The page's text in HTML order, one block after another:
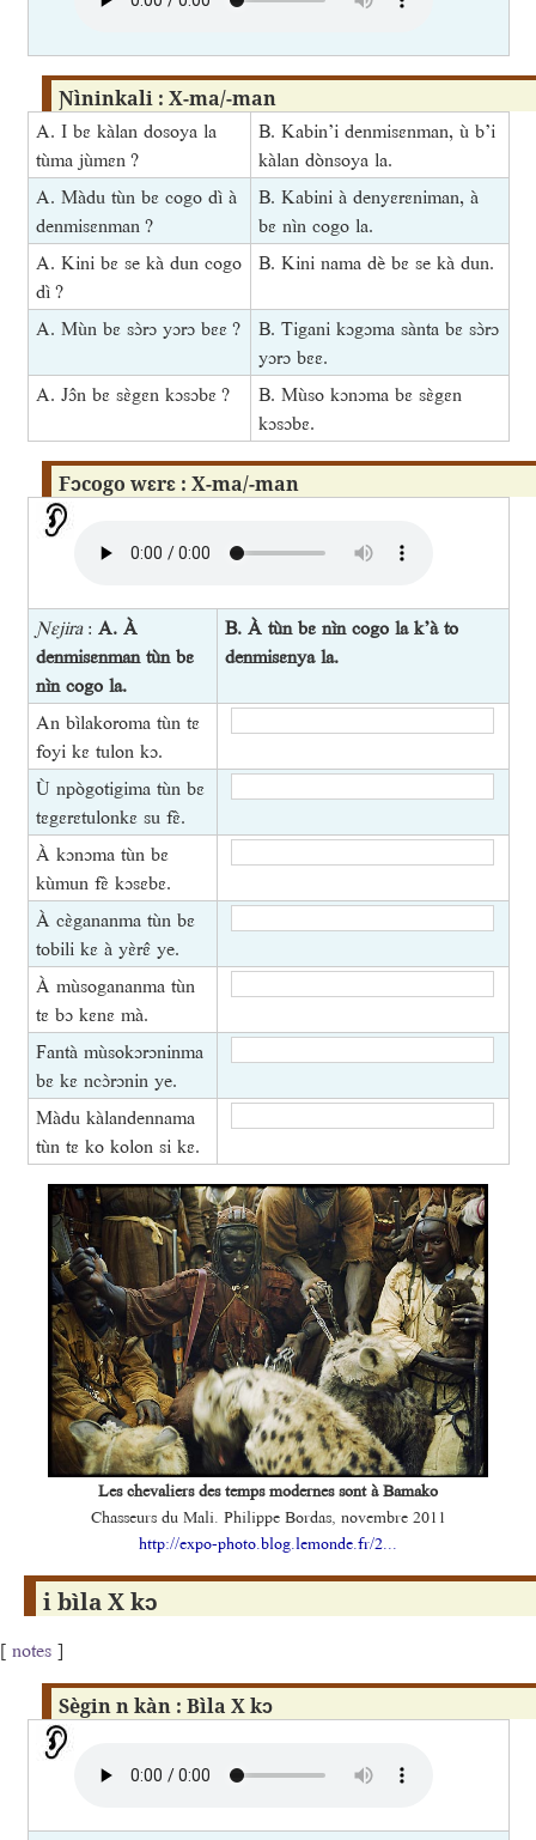
Ɲìninkali : X-ma/-man
A. I bɛ kàlan dosoya la
tùma jùmɛn ?
B. Kabin’i denmisɛnman, ù b’i
kàlan dònsoya la.
A. Màdu tùn bɛ cogo dì à
denmisɛnman ?
B. Kabini à denyɛrɛniman, à
bɛ nìn cogo la.
A. Kini bɛ se kà dun cogo
dì ?
B. Kini nama dè bɛ se kà dun.
A. Mùn bɛ sɔ̀rɔ yɔrɔ bɛɛ ?
B. Tigani kɔgɔma sànta bɛ sɔ̀rɔ
yɔrɔ bɛɛ.
A. Jɔ̂n bɛ sɛ̀gɛn kɔsɔbɛ ?
B. Mùso kɔnɔma bɛ sɛ̀gɛn
kɔsɔbɛ.
Fɔcogo wɛrɛ : X-ma/-man
Ɲɛjira: A. À
denmisɛnman tùn bɛ
nìn cogo la.
B. À tùn bɛ nìn cogo la k’à to
denmisɛnya la.
An bìlakoroma tùn tɛ
foyi kɛ tulon kɔ.
Ù npògotigima tùn bɛ
tɛgɛrɛtulonkɛ su fɛ̀.
À kɔnɔma tùn bɛ
kùmun fɛ̀ kɔsɛbɛ.
À cɛ̀gananma tùn bɛ
tobili kɛ à yɛ̀rɛ̂ ye.
À mùsogananma tùn
tɛ bɔ kɛnɛ mà.
Fantà mùsokɔrɔninma
bɛ kɛ ncɔ̀rɔnin ye.
Màdu kàlandennama
tùn tɛ ko kolon si kɛ.
Les chevaliers des temps modernes sont à Bamako
Chasseurs du Mali. Philippe Bordas, novembre 2011
http://expo-photo.blog.lemonde.fr/2...
i bìla X kɔ
[ notes ]
Sègin n kàn : Bìla X kɔ